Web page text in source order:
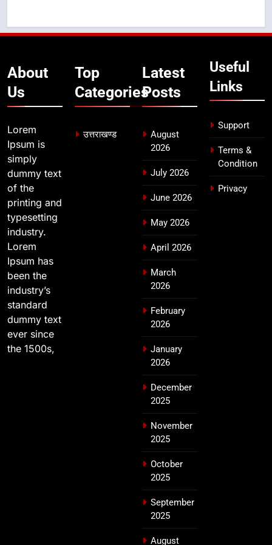
भारी बारिश का अलर्ट! 6 अगस्त को
About
Us
Lorem
Ipsum is
simply
dummy text
of the
printing and
typesetting
industry.
Lorem
Ipsum has
been the
industry’s
standard
dummy text
ever since
the 1500s,
Top
Categories
उत्तराखण्ड
Latest
Posts
August
2026
July 2026
June 2026
May 2026
April 2026
March
2026
February
2026
January
2026
December
2025
November
2025
October
2025
September
2025
August
Useful
Links
Support
Terms &
Condition
Privacy